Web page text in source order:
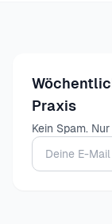
Praxis
Kein Spam.